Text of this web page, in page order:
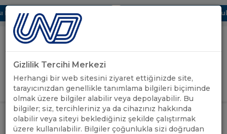
UBAK Bölümü Hakkında UND, Yunanistan Vize
Uluslararası Nakliyeciler Derneği
GİRİŞ YAP
ANASAYFA /
UND'DEN
HABERLER
/
UND BURSA BÖLGE ÇALIŞMA
GRUBU KURULDU
Gizlilik Tercihi Merkezi
Herhangi bir web sitesini ziyaret ettiğinizde site,
tarayıcınızdan genellikle tanımlama bilgileri biçiminde
olmak üzere bilgiler alabilir veya depolayabilir. Bu
bilgiler; siz, tercihleriniz ya da cihazınız hakkında
olabilir veya siteyi beklediğiniz şekilde çalıştırmak
üzere kullanılabilir. Bilgiler çoğunlukla sizi doğrudan